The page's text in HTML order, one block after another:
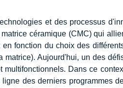
et des processus
céramique (CMC) qui
fonction du choix des
Aujourd'hui, un des
Dans ce
des derniers programmes